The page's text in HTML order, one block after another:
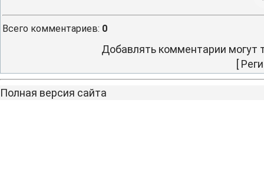
Всего комментариев: 0
Добавлять комментарии могут
[
Полная версия сайта